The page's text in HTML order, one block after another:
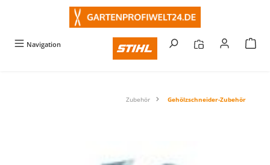
Navigation
Zubehör Gehölzschneider-Zubehör